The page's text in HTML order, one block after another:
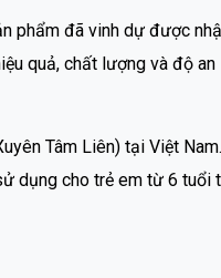
phẩm đã vinh dự được
quả, chất lượng và độ an
Tâm Liên) tại Việt Nam.
dụng cho trẻ em từ 6 tuổi